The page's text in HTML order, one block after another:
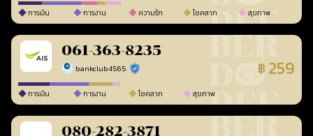
การเงิน การงาน ความรัก โชคลาภ สุขภาพ
061-363-8235
bankclub4565 ร้านยืนยันแล้ว ฿ 259
การเงิน การงาน โชคลาภ สุขภาพ
080-282-3871